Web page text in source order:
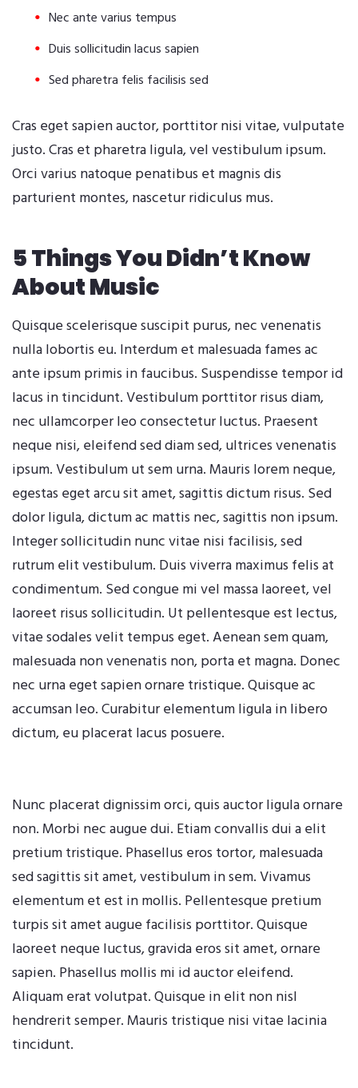
Nec ante varius tempus
Duis sollicitudin lacus sapien
Sed pharetra felis facilisis sed
Cras eget sapien auctor, porttitor nisi vitae, vulputate
justo. Cras et pharetra ligula, vel vestibulum ipsum.
Orci varius natoque penatibus et magnis dis
parturient montes, nascetur ridiculus mus.
5 Things You Didn’t Know
About Music
Quisque scelerisque suscipit purus, nec venenatis
nulla lobortis eu. Interdum et malesuada fames ac
ante ipsum primis in faucibus. Suspendisse tempor id
lacus in tincidunt. Vestibulum porttitor risus diam,
nec ullamcorper leo consectetur luctus. Praesent
neque nisi, eleifend sed diam sed, ultrices venenatis
ipsum. Vestibulum ut sem urna. Mauris lorem neque,
egestas eget arcu sit amet, sagittis dictum risus. Sed
dolor ligula, dictum ac mattis nec, sagittis non ipsum.
Integer sollicitudin nunc vitae nisi facilisis, sed
rutrum elit vestibulum. Duis viverra maximus felis at
condimentum. Sed congue mi vel massa laoreet, vel
laoreet risus sollicitudin. Ut pellentesque est lectus,
vitae sodales velit tempus eget. Aenean sem quam,
malesuada non venenatis non, porta et magna. Donec
nec urna eget sapien ornare tristique. Quisque ac
accumsan leo. Curabitur elementum ligula in libero
dictum, eu placerat lacus posuere.
Nunc placerat dignissim orci, quis auctor ligula ornare
non. Morbi nec augue dui. Etiam convallis dui a elit
pretium tristique. Phasellus eros tortor, malesuada
sed sagittis sit amet, vestibulum in sem. Vivamus
elementum et est in mollis. Pellentesque pretium
turpis sit amet augue facilisis porttitor. Quisque
laoreet neque luctus, gravida eros sit amet, ornare
sapien. Phasellus mollis mi id auctor eleifend.
Aliquam erat volutpat. Quisque in elit non nisl
hendrerit semper. Mauris tristique nisi vitae lacinia
tincidunt.